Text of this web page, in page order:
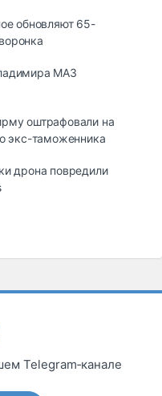
обновляют 65-
МАЗ
оштрафовали на
экс-таможенника
дрона повредили
Telegram‑канале